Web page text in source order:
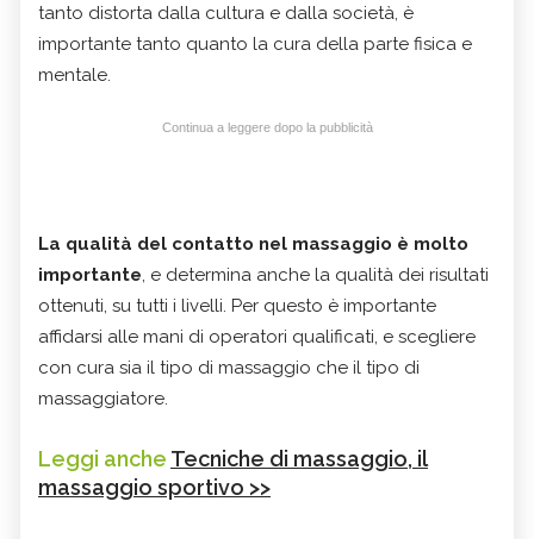
tanto distorta dalla cultura e dalla società, è
importante tanto quanto la cura della parte fisica e
mentale.
Continua a leggere dopo la pubblicità
La qualità del contatto nel massaggio è molto
importante, e determina anche la qualità dei risultati
ottenuti, su tutti i livelli. Per questo è importante
affidarsi alle mani di operatori qualificati, e scegliere
con cura sia il tipo di massaggio che il tipo di
massaggiatore.
Leggi anche Tecniche di massaggio, il
massaggio sportivo >>